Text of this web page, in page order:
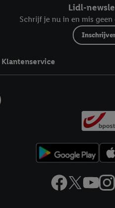
Lidl-
Schrijf je nu in en mis
Klantenservice